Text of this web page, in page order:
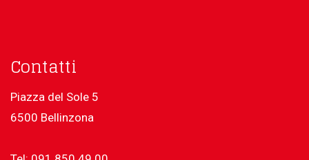
Contatti
Piazza del Sole 5
6500 Bellinzona